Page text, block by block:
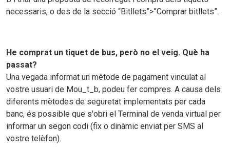
necessaris, o des de la secció “Bitllets”>”Comprar bitllets”.
He comprat un tiquet de bus, però no el veig. Què ha
passat?
Una vegada informat un mètode de pagament vinculat al
vostre usuari de Mou_t_b, podeu fer compres. A causa dels
diferents mètodes de seguretat implementats per cada
banc, és possible que s'obri el Terminal de venda virtual per
informar un segon codi (fix o dinàmic enviat per SMS al
vostre telèfon).